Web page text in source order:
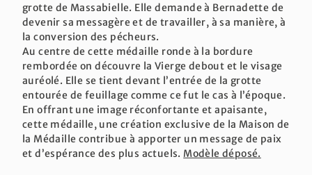
grotte de Massabielle. Elle demande à Bernadette de
devenir sa messagère et de travailler, à sa manière, à
la conversion des pécheurs.
Au centre de cette médaille ronde à la bordure
rembordée on découvre la Vierge debout et le visage
auréolé. Elle se tient devant l’entrée de la grotte
entourée de feuillage comme ce fut le cas à l’époque.
En offrant une image réconfortante et apaisante,
cette médaille, une création exclusive de la Maison de
la Médaille contribue à apporter un message de paix
et d’espérance des plus actuels.Modèle déposé.